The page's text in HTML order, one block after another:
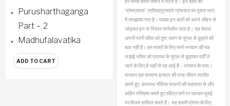
Purusharthaganga
Part – 2
Madhufalavatika
ADD TO CART
‘प्रेमप्रवास’ (श्रीमाद्पुरुशार्थ ग्रंथराज का दूसरा भाग)
में समझाया गया है। पाठक इन बातों को अपने जीवन से
जोड़कर इन से निरंतर मार्गदर्शन पाता है। यह केवल
अपनी पत्नी सीता को दुष्ट रावण के चुंगल से छुड़ाने की
बात नहीं है। हम भक्तों के लिए मानो भगवान की यह
लड़ाई भक्ति को प्रारब्ध के चुंगल से छुड़ाकर वहीँ ले
जाने के लिए है जहाँ से वह आई है – भगवान के पास।
भगवान एक सामान्य इन्सान की तरह जीवन व्यतीत
करते हुए, उपलब्ध भौतिक साधनों की सहायता से और
कठिन परिश्रम करते हुए पवित्र मार्ग पर चलकर बुराई
पर विजय हासिल करते हैं। यह हमारी प्रेरणा के लिए